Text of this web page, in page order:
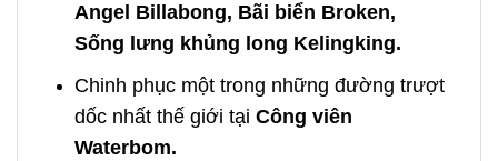
Angel Billabong, Bãi biển Broken,
Sống lưng khủng long Kelingking.
Chinh phục một trong những đường trượt
dốc nhất thế giới tại Công viên
Waterbom.